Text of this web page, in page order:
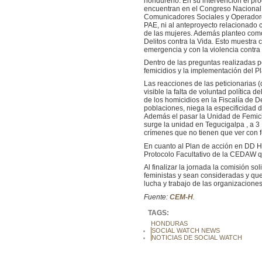
encuentran en el Congreso
Comunicadores Sociales y
PAE, ni al anteproyecto relacionado
de las mujeres. Además planteo
Delitos contra la Vida. Esto
emergencia y con la violencia
Dentro de las preguntas realizadas
femicidios y la implementación del
Las reacciones de las peticionarias
visible la falta de voluntad política
de los homicidios en la Fiscalía de
poblaciones, niega la especificidad
Además el pasar la Unidad de
surge la unidad en Tegucigalpa , a
crímenes que no tienen que ver con
En cuanto al Plan de acción en DD
Protocolo Facultativo de la CEDAW
Al finalizar la jornada la comisión
feministas y sean consideradas y
lucha y trabajo de las
Fuente: CEM-H.
TAGS:
HONDURAS
SOCIAL WATCH NEWS
NOTICIAS DE SOCIAL WATCH